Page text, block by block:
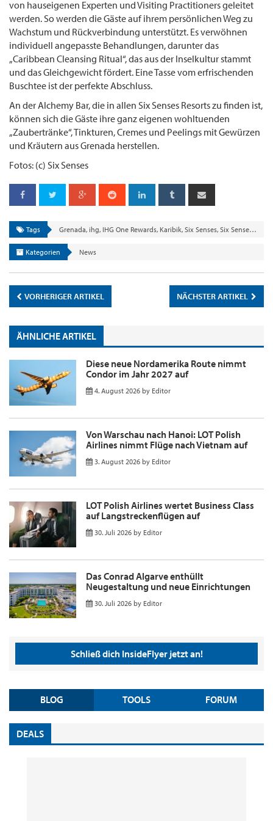
von hauseigenen Experten und Visiting Practitioners geleitet
werden. So werden die Gäste auf ihrem persönlichen Weg zu
Wachstum und Rückverbindung unterstützt. Es verwöhnen
individuell angepasste Behandlungen, darunter das
„Caribbean Cleansing Ritual“, das aus der Inselkultur stammt
und das Gleichgewicht fördert. Eine Tasse vom erfrischenden
Buschtee ist der perfekte Abschluss.
An der Alchemy Bar, die in allen Six Senses Resorts zu finden ist,
können sich die Gäste ihre ganz eigenen wohltuenden
„Zaubertränke“, Tinkturen, Cremes und Peelings mit Gewürzen
und Kräutern aus Grenada herstellen.
Fotos: (c) Six Senses
Tags Grenada, ihg, IHG One Rewards, Karibik, Six Senses, Six Senses La Sagesse
Kategorien News
VORHERIGER ARTIKEL NÄCHSTER ARTIKEL
ÄHNLICHE ARTIKEL
Diese neue Nordamerika Route nimmt
Condor im Jahr 2027 auf
4. August 2026 by Editor
Von Warschau nach Hanoi: LOT Polish
Airlines nimmt Flüge nach Vietnam auf
3. August 2026 by Editor
LOT Polish Airlines wertet Business Class
auf Langstreckenflügen auf
30. Juli 2026 by Editor
Das Conrad Algarve enthüllt
Neugestaltung und neue Einrichtungen
30. Juli 2026 by Editor
Schließ dich InsideFlyer jetzt an!
BLOG TOOLS FORUM
DEALS